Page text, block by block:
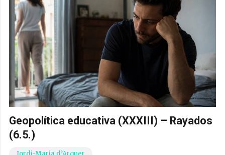
Geopolítica educativa (XXXIII) – Rayados
(6.5.)